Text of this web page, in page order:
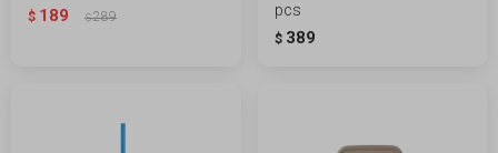
$ 189 $289
pcs
$ 389